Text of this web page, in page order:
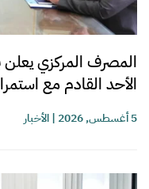
المصرف المركزي يعلن
الأحد القادم مع
5 أغسطس, 2026 |الأخبار